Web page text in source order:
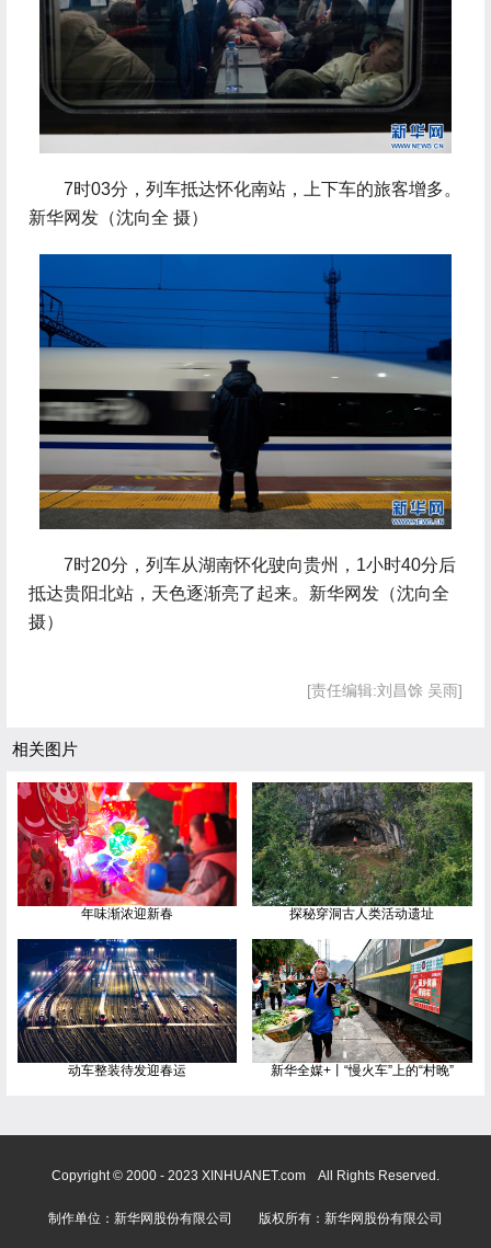
7时03分，列车抵达怀化南站，上下车的旅客增多。
新华网发（沈向全 摄）
7时20分，列车从湖南怀化驶向贵州，1小时40分后
抵达贵阳北站，天色逐渐亮了起来。新华网发（沈向全
摄）
[责任编辑:刘昌馀 吴雨]
相关图片
年味渐浓迎新春 探秘穿洞古人类活动遗址
动车整装待发迎春运 新华全媒+丨“慢火车”上的“村晚”
Copyright © 2000 - 2023 XINHUANET.com All Rights Reserved.
制作单位：新华网股份有限公司 版权所有：新华网股份有限公司